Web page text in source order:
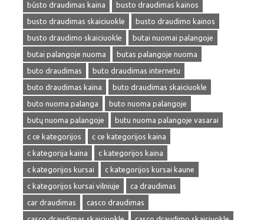
būsto draudimas kaina
busto draudimas kainos
busto draudimas skaiciuokle
busto draudimo kainos
busto draudimo skaiciuokle
butai nuomai palangoje
butai palangoje nuoma
butas palangoje nuoma
buto draudimas
buto draudimas internetu
buto draudimas kaina
buto draudimas skaiciuokle
buto nuoma palanga
buto nuoma palangoje
butų nuoma palangoje
butu nuoma palangoje vasarai
c ce kategorijos
c ce kategorijos kaina
c kategorija kaina
c kategorijos kaina
c kategorijos kursai
c kategorijos kursai kaune
c kategorijos kursai vilniuje
ca draudimas
car draudimas
casco draudimas